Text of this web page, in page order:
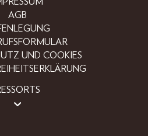
AGB
UND COOKIES